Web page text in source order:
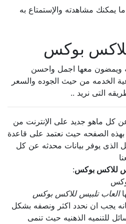
مشاهدته والإستمتاع به
بوكس
ويمضون معها اجمل واحسن
الخدمه من حيث الجوده والسعر
التى نريد ..
ماهو جديد على الإنترنت من
الصفحه حيث نعتمد على قاعدة
يوفر بيانات محدثه عن كل
للاكس بوكس:
تلبيس للاكس بوكس
يجب ان نحدد اكثر ونصفه بشكل
للتنميه الذهنيه حيث تنمى